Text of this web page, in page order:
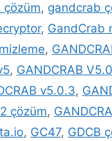
çözüm, gandcrab
, GandCrab
,
, GANDCRAB V5.0
v5.0.3,
çözüm,
, GC47, GDCB